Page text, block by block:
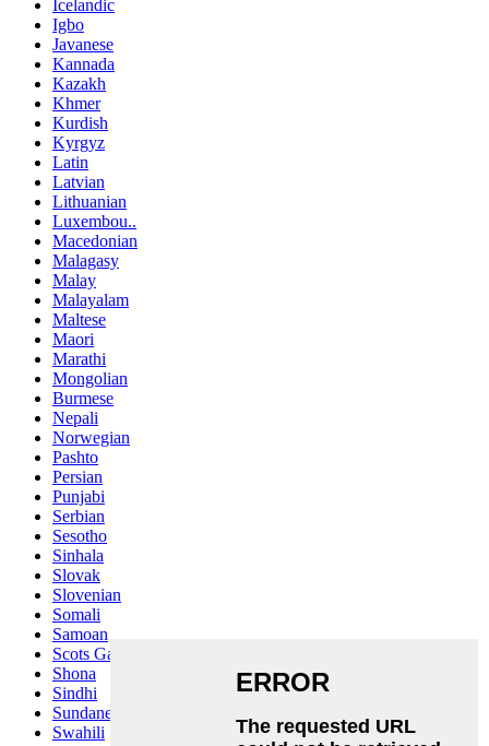
Icelandic
Igbo
Javanese
Kannada
Kazakh
Khmer
Kurdish
Kyrgyz
Latin
Latvian
Lithuanian
Luxembou..
Macedonian
Malagasy
Malay
Malayalam
Maltese
Maori
Marathi
Mongolian
Burmese
Nepali
Norwegian
Pashto
Persian
Punjabi
Serbian
Sesotho
Sinhala
Slovak
Slovenian
Somali
Samoan
Scots Gaelic
Shona
Sindhi
Sundanese
Swahili